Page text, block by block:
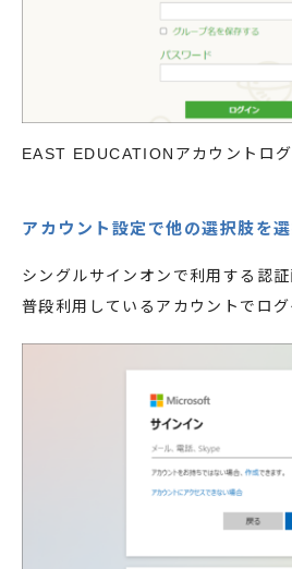
EAST EDUCATIONアカウントロ
アカウント設定で他の選択肢を選
シングルサインオンで利用する認証
普段利用しているアカウントでログ